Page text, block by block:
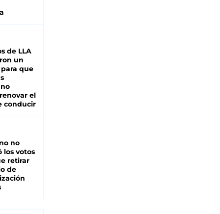
de LLA
un
que
el
conducir
no
los votos
retirar
de